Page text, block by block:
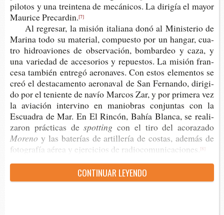
pilo­tos y una trein­te­na de mecá­ni­cos. La diri­gía el mayor
Mau­ri­ce Precardin.[7]
Al regre­sar, la misión ita­lia­na donó al Minis­te­rio de
Mari­na todo su mate­rial, com­pues­to por un han­gar, cua­
tro hidro­avio­nes de obser­va­ción, bom­bar­deo y caza, y
una varie­dad de acce­so­rios y repues­tos. La misión fran­
ce­sa tam­bién entre­gó aero­na­ves. Con estos ele­men­tos se
creó el des­ta­ca­men­to aero­na­val de San Fer­nan­do, diri­gi­
do por el tenien­te de navío Mar­cos Zar, y por pri­me­ra vez
la avia­ción inter­vino en manio­bras con­jun­tas con la
Escua­dra de Mar. En El Rin­cón, Bahía Blan­ca, se rea­li­
za­ron prác­ti­cas despotting con el tiro del acorazado
Moreno y las bate­rías de arti­lle­ría de cos­tas, ade­más de
foto­gra­fía aérea y ejer­ci­cios de radiocomunicaciones. [8]
CON­TI­NUAR LEYENDO